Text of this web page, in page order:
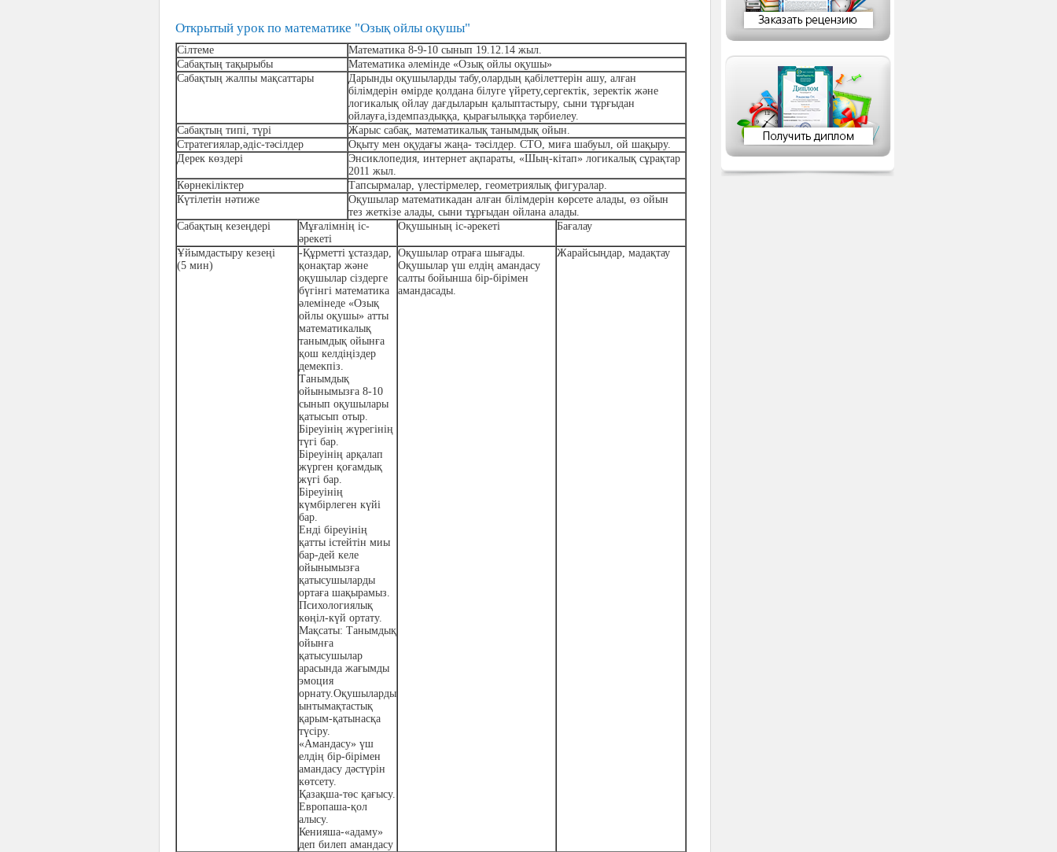
Открытый урок по математике "Озық ойлы оқушы"
Сілтеме
Математика 8-9-10 сынып 19.12.14 жыл.
Сабақтың тақырыбы
Математика әлемінде «Озық ойлы оқушы»
Сабақтың жалпы мақсаттары
Дарынды оқушыларды табу,олардың қабілеттерін ашу, алған
білімдерін өмірде қолдана білуге үйрету,сергектік, зеректік және
логикалық ойлау дағдыларын қалыптастыру, сыни тұрғыдан
ойлауға,іздемпаздыққа, қырағылыққа тәрбиелеу.
Сабақтың типі, түрі
Жарыс сабақ, математикалық танымдық ойын.
Стратегиялар,әдіс-тәсілдер
Оқыту мен оқудағы жаңа- тәсілдер. СТО, миға шабуыл, ой шақыру.
Дерек көздері
Энсиклопедия, интернет ақпараты, «Шың-кітап» логикалық сұрақтар
2011 жыл.
Көрнекіліктер
Тапсырмалар, үлестірмелер, геометриялық фигуралар.
Күтілетін нәтиже
Оқушылар математикадан алған білімдерін көрсете алады, өз ойын
тез жеткізе алады, сыни тұрғыдан ойлана алады.
Сабақтың кезеңдері
Мұғалімнің іс-
әрекеті
Оқушының іс-әрекеті Бағалау
Ұйымдастыру кезеңі
(5 мин)
-Құрметті ұстаздар,
қонақтар және
оқушылар сіздерге
бүгінгі математика
әлемінеде «Озық
ойлы оқушы» атты
математикалық
танымдық ойынға
қош келдіңіздер
демекпіз.
Танымдық
ойынымызға 8-10
сынып оқушылары
қатысып отыр.
Біреуінің жүрегінің
түгі бар.
Біреуінің арқалап
жүрген қоғамдық
жүгі бар.
Біреуінің
күмбірлеген күйі
бар.
Енді біреуінің
қатты істейтін миы
бар-дей келе
ойынымызға
қатысушыларды
ортаға шақырамыз.
Психологиялық
көңіл-күй ортату.
Мақсаты: Танымдық
ойынға
қатысушылар
арасында жағымды
эмоция
орнату.Оқушыларды
ынтымақтастық
қарым-қатынасқа
түсіру.
«Амандасу» үш
елдің бір-бірімен
амандасу дәстүрін
көтсету.
Қазақша-төс қағысу.
Европаша-қол
алысу.
Кенияша-«адаму»
деп билеп амандасу
Оқушылар отраға шығады.
Оқушылар үш елдің амандасу
салты бойынша бір-бірімен
амандасады.
Жарайсыңдар, мадақтау